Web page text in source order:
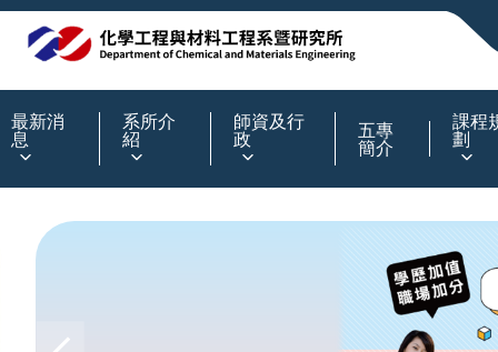
最新消
息
系所介
紹
師資及行
政 五專
簡介
課程
劃